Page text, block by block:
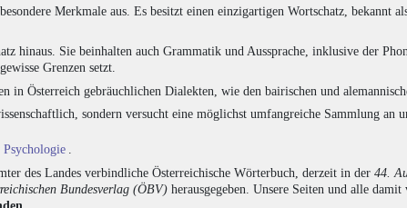
Merkmale aus. Es besitzt einen einzigartigen Wortschatz, bekannt
hinaus. Sie beinhalten auch Grammatik und Aussprache, inklusive der
Grenzen setzt.
in Österreich gebräuchlichen Dialekten, wie den bairischen und
sondern versucht eine möglichst umfangreiche Sammlung an
des Landes verbindliche Österreichische Wörterbuch, derzeit in der 44.
Bundesverlag (ÖBV) herausgegeben. Unsere Seiten und alle